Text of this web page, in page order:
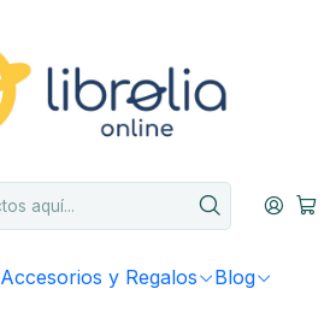
Accesorios y Regalos Blog